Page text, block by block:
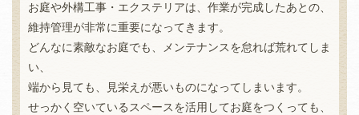
お庭や外構工事・エクステリアは、作業が完成したあとの、
維持管理が非常に重要になってきます。
どんなに素敵なお庭でも、メンテナンスを怠れば荒れてしま
い、
端から見ても、見栄えが悪いものになってしまいます。
せっかく空いているスペースを活用してお庭をつくっても、